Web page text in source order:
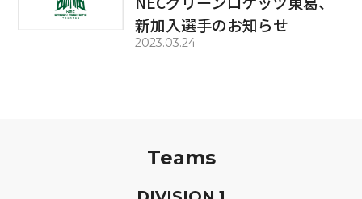
新加入選手のお知らせ
2023.03.24
Teams